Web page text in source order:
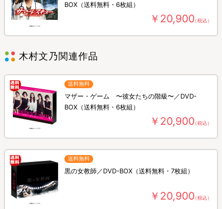
BOX（送料無料・6枚組）
￥20,900（税込）
木村文乃関連作品
送料無料
マザー・ゲーム 〜彼女たちの階級〜／DVD-
BOX（送料無料・6枚組）
￥20,900（税込）
送料無料
黒の女教師／DVD-BOX（送料無料・7枚組）
￥20,900（税込）